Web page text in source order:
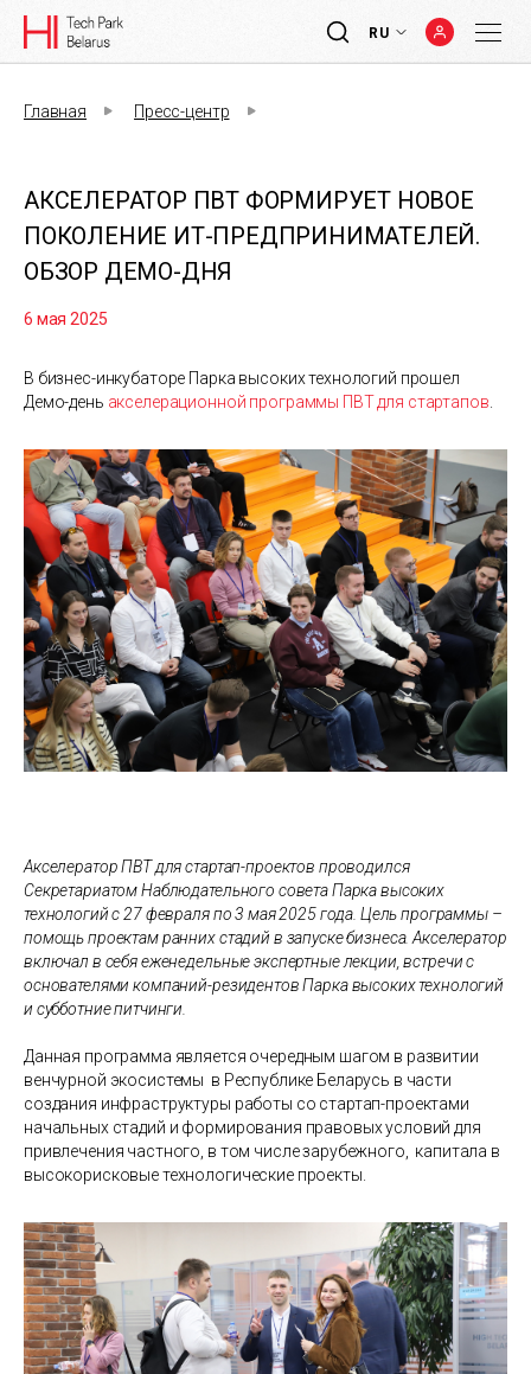
RU
Главная Пресс-центр
АКСЕЛЕРАТОР ПВТ ФОРМИРУЕТ НОВОЕ
ПОКОЛЕНИЕ ИТ-ПРЕДПРИНИМАТЕЛЕЙ.
ОБЗОР ДЕМО-ДНЯ
6 мая 2025
В бизнес-инкубаторе Парка высоких технологий прошел
Демо-день акселерационной программы ПВТ для стартапов
Акселератор ПВТ для стартап-проектов проводился
Секретариатом Наблюдательного совета Парка высоких
технологий с 27 февраля по 3 мая 2025 года. Цель программы –
помощь проектам ранних стадий в запуске бизнеса. Акселератор
включал в себя еженедельные экспертные лекции, встречи с
основателями компаний-резидентов Парка высоких технологий
и субботние питчинги.
Данная программа является очередным шагом в развитии
венчурной экосистемы в Республике Беларусь в части
создания инфраструктуры работы со стартап-проектами
начальных стадий и формирования правовых условий для
привлечения частного, в том числе зарубежного, капитала в
высокорисковые технологические проекты.